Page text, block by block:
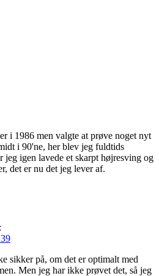
i 1986 men valgte at prøve noget nyt
i 90'ne, her blev jeg fuldtids
igen lavede et skarpt højresving og
det er nu det jeg lever af.
sikker på, om det er optimalt med
Men jeg har ikke prøvet det, så jeg